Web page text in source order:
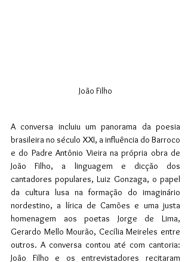
João Filho
A conversa incluiu um panorama da poesia
brasileira no século XXI, a influência do Barroco
e do Padre Antônio Vieira na própria obra de
João Filho, a linguagem e dicção dos
cantadores populares, Luiz Gonzaga, o papel
da cultura lusa na formação do imaginário
nordestino, a lírica de Camões e uma justa
homenagem aos poetas Jorge de Lima,
Gerardo Mello Mourão, Cecília Meireles entre
outros. A conversa contou até com cantoria:
João Filho e os entrevistadores recitaram